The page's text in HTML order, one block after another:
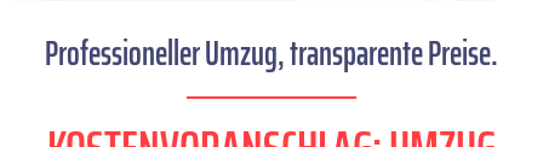
Professioneller Umzug, transparente Preise.